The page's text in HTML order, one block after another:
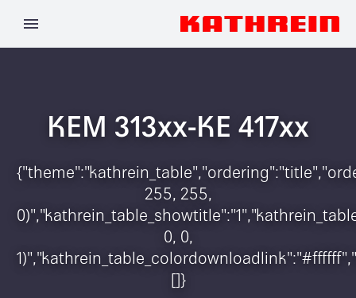
KEM 313xx-KE 417xx
255, 255,
0, 0,
[]}